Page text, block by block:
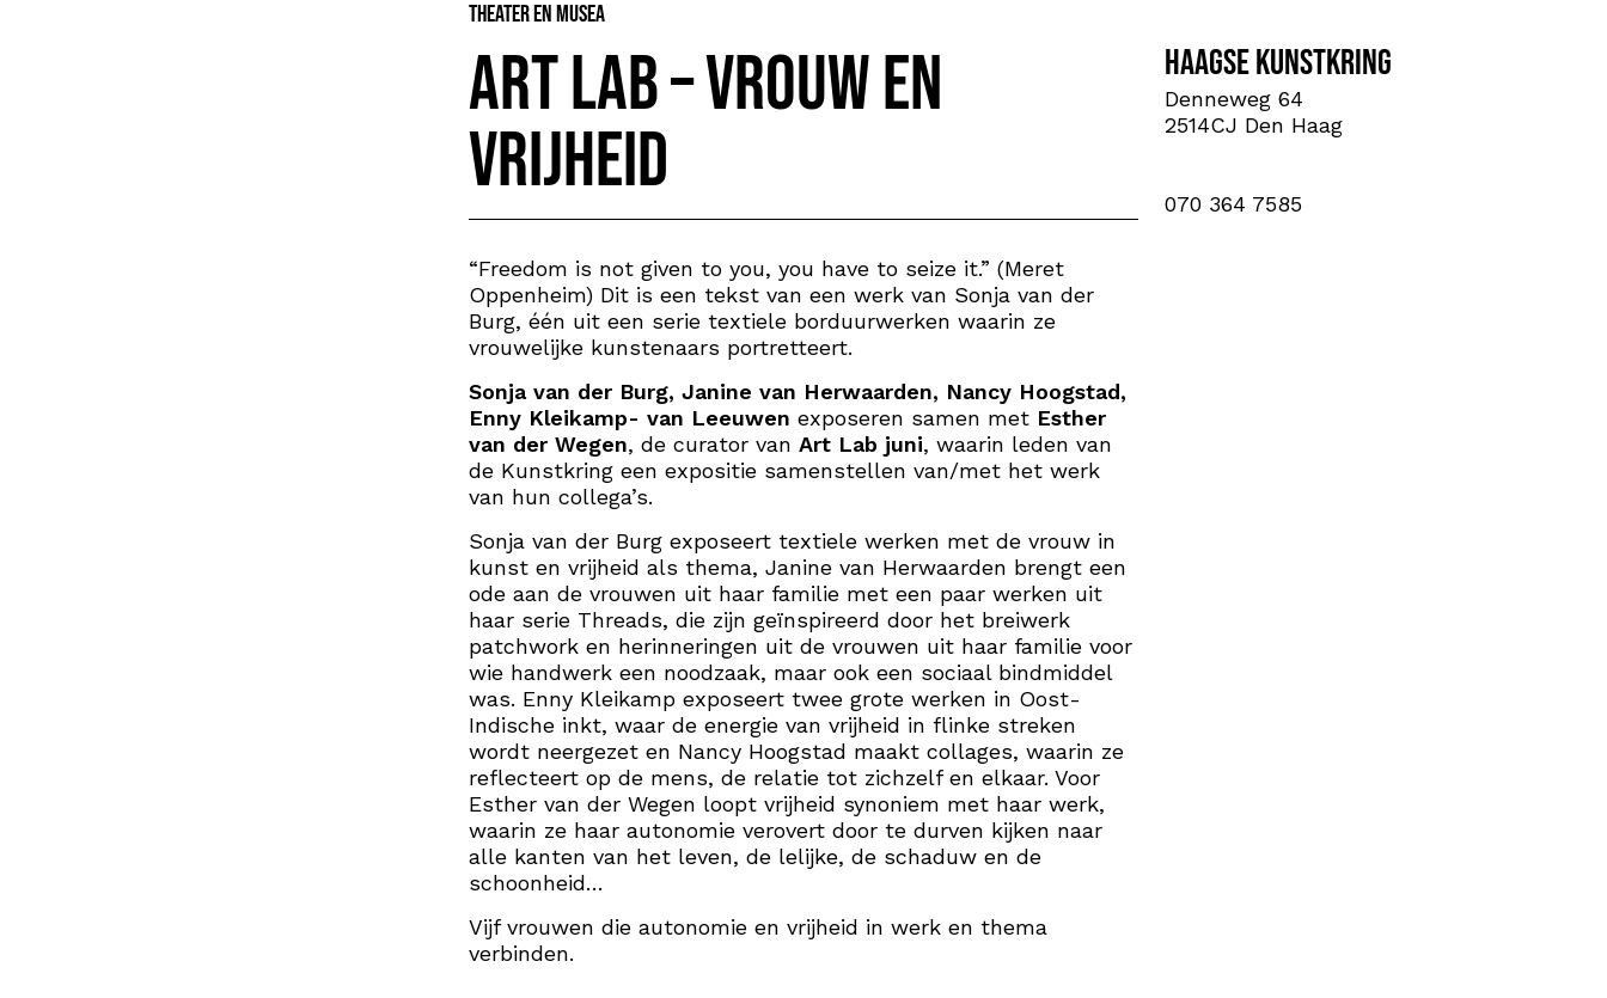
Theater en Musea
Art Lab – Vrouw en
Vrijheid
“Freedom is not given to you, you have to seize it.” (Meret
Oppenheim) Dit is een tekst van een werk van Sonja van der
Burg, één uit een serie textiele borduurwerken waarin ze
vrouwelijke kunstenaars portretteert.
Sonja van der Burg, Janine van Herwaarden, Nancy Hoogstad,
Enny Kleikamp- van Leeuwen exposeren samen met Esther
van der Wegen, de curator van Art Lab juni, waarin leden van
de Kunstkring een expositie samenstellen van/met het werk
van hun collega’s.
Sonja van der Burg exposeert textiele werken met de vrouw in
kunst en vrijheid als thema, Janine van Herwaarden brengt een
ode aan de vrouwen uit haar familie met een paar werken uit
haar serie Threads, die zijn geïnspireerd door het breiwerk
patchwork en herinneringen uit de vrouwen uit haar familie voor
wie handwerk een noodzaak, maar ook een sociaal bindmiddel
was. Enny Kleikamp exposeert twee grote werken in Oost-
Indische inkt, waar de energie van vrijheid in flinke streken
wordt neergezet en Nancy Hoogstad maakt collages, waarin ze
reflecteert op de mens, de relatie tot zichzelf en elkaar. Voor
Esther van der Wegen loopt vrijheid synoniem met haar werk,
waarin ze haar autonomie verovert door te durven kijken naar
alle kanten van het leven, de lelijke, de schaduw en de
schoonheid…
Vijf vrouwen die autonomie en vrijheid in werk en thema
verbinden.
Haagse Kunstkring
Denneweg 64
2514CJ Den Haag
070 364 7585